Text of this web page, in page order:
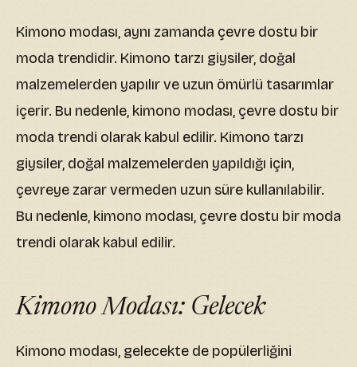
Kimono modası, aynı zamanda çevre dostu bir
moda trendidir. Kimono tarzı giysiler, doğal
malzemelerden yapılır ve uzun ömürlü tasarımlar
içerir. Bu nedenle, kimono modası, çevre dostu bir
moda trendi olarak kabul edilir. Kimono tarzı
giysiler, doğal malzemelerden yapıldığı için,
çevreye zarar vermeden uzun süre kullanılabilir.
Bu nedenle, kimono modası, çevre dostu bir moda
trendi olarak kabul edilir.
Kimono Modası: Gelecek
Kimono modası, gelecekte de popülerliğini